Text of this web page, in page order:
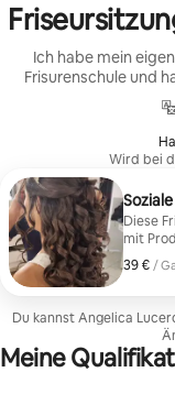
Ich habe mein
Frisurenschule und
Wird bei
Diese
mit
39 € /
39 € pro
,
Du kannst Angelica
Meine